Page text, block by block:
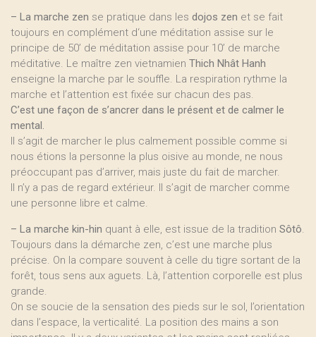
– La marche zen se pratique dans les dojos zen et se fait
toujours en complément d‘une méditation assise sur le
principe de 50’ de méditation assise pour 10’ de marche
méditative. Le maître zen vietnamien Thich Nhât Hanh
enseigne la marche par le souffle. La respiration rythme la
marche et l’attention est fixée sur chacun des pas.
C’est une façon de s’ancrer dans le présent et de calmer le
mental.
Il s’agit de marcher le plus calmement possible comme si
nous étions la personne la plus oisive au monde, ne nous
préoccupant pas d’arriver, mais juste du fait de marcher.
Il n’y a pas de regard extérieur. Il s’agit de marcher comme
une personne libre et calme.
– La marche kin-hin quant à elle, est issue de la tradition Sôtô.
Toujours dans la démarche zen, c’est une marche plus
précise. On la compare souvent à celle du tigre sortant de la
forêt, tous sens aux aguets. Là, l’attention corporelle est plus
grande.
On se soucie de la sensation des pieds sur le sol, l’orientation
dans l’espace, la verticalité. La position des mains a son